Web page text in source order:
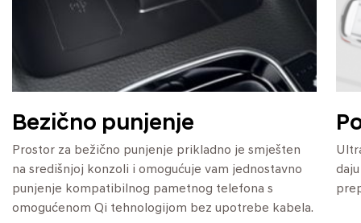
Bezično punjenje
Prostor za bežično punjenje prikladno je smješten
na središnjoj konzoli i omogućuje vam jednostavno
punjenje kompatibilnog pametnog telefona s
omogućenom Qi tehnologijom bez upotrebe kabela.